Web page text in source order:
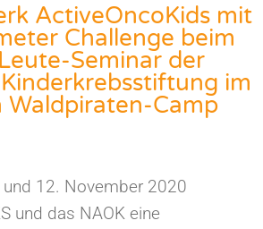
ActiveOncoKids mit
Challenge beim
Seminar der
im
Waldpiraten-Camp
12. November 2020
und das NAOK eine